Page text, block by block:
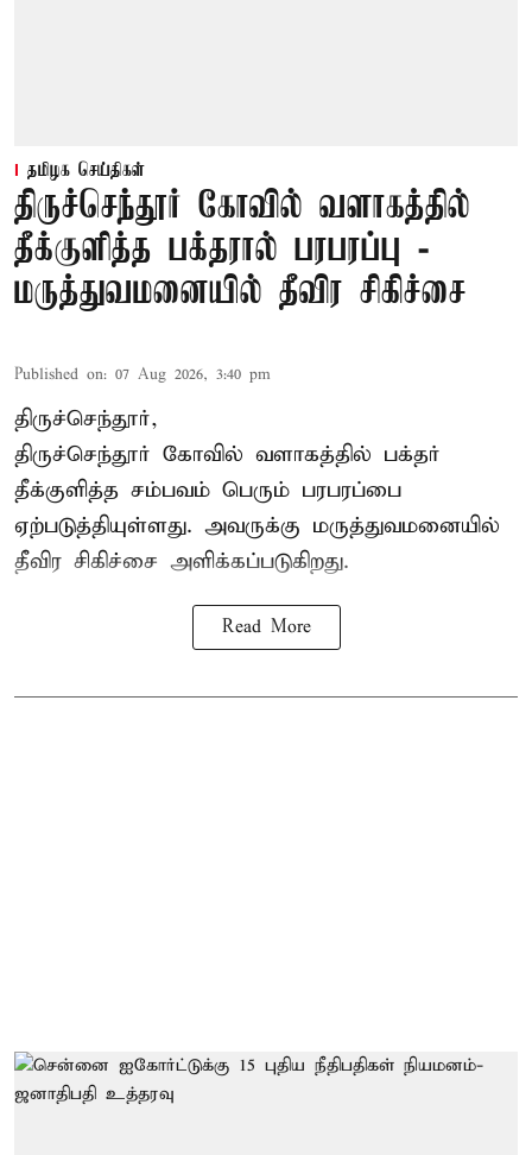
தமிழக செய்திகள்
திருச்செந்தூர் கோவில் வளாகத்தில்
தீக்குளித்த பக்தரால் பரபரப்பு -
மருத்துவமனையில் தீவிர சிகிச்சை
Published on: 07 Aug 2026, 3:40 pm
திருச்செந்தூர்,
திருச்செந்தூர் கோவில் வளாகத்தில் பக்தர்
தீக்குளித்த சம்பவம் பெரும் பரபரப்பை
ஏற்படுத்தியுள்ளது. அவருக்கு மருத்துவமனையில்
தீவிர சிகிச்சை அளிக்கப்படுகிறது.
Read More